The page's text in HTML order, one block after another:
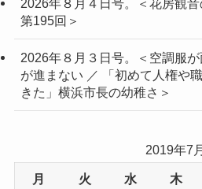
2026年８月４日号。＜花房観
第195回＞
2026年８月３日号。＜空調服
が進まない ／ 「初めて人権や
きた」横浜市長の幼稚さ＞
2019年7
月 火 水 木